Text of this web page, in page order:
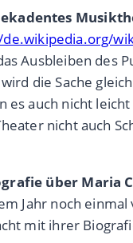
Ausbleiben des
die Sache
auch nicht
nicht auch
über Maria
Jahr noch
mit ihrer